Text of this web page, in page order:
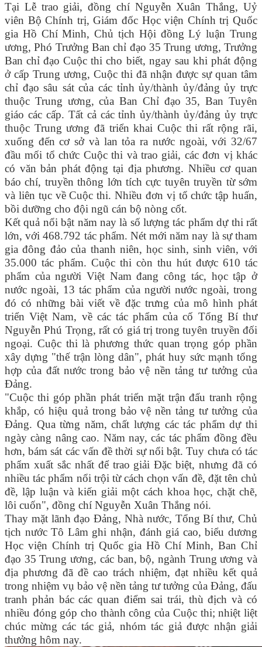
Tại Lễ trao giải, đồng chí Nguyễn Xuân Thắng, Uỷ
viên Bộ Chính trị, Giám đốc Học viện Chính trị Quốc
gia Hồ Chí Minh, Chủ tịch Hội đồng Lý luận Trung
ương, Phó Trưởng Ban chỉ đạo 35 Trung ương, Trưởng
Ban chỉ đạo Cuộc thi cho biết, ngay sau khi phát động
ở cấp Trung ương, Cuộc thi đã nhận được sự quan tâm
chỉ đạo sâu sát của các tỉnh ủy/thành ủy/đảng ủy trực
thuộc Trung ương, của Ban Chỉ đạo 35, Ban Tuyên
giáo các cấp. Tất cả các tỉnh ủy/thành ủy/đảng ủy trực
thuộc Trung ương đã triển khai Cuộc thi rất rộng rãi,
xuống đến cơ sở và lan tỏa ra nước ngoài, với 32/67
đầu mối tổ chức Cuộc thi và trao giải, các đơn vị khác
có văn bản phát động tại địa phương. Nhiều cơ quan
báo chí, truyền thông lớn tích cực tuyên truyền từ sớm
và liên tục về Cuộc thi. Nhiều đơn vị tổ chức tập huấn,
bồi dưỡng cho đội ngũ cán bộ nòng cốt.
Kết quả nổi bật năm nay là số lượng tác phẩm dự thi rất
lớn, với 468.792 tác phẩm. Nét mới năm nay là sự tham
gia đông đảo của thanh niên, học sinh, sinh viên, với
35.000 tác phẩm. Cuộc thi còn thu hút được 610 tác
phẩm của người Việt Nam đang công tác, học tập ở
nước ngoài, 13 tác phẩm của người nước ngoài, trong
đó có những bài viết về đặc trưng của mô hình phát
triển Việt Nam, về các tác phẩm của cố Tổng Bí thư
Nguyễn Phú Trọng, rất có giá trị trong tuyên truyền đối
ngoại. Cuộc thi là phương thức quan trọng góp phần
xây dựng "thế trận lòng dân", phát huy sức mạnh tổng
hợp của đất nước trong bảo vệ nền tảng tư tưởng của
Đảng.
"Cuộc thi góp phần phát triển mặt trận đấu tranh rộng
khắp, có hiệu quả trong bảo vệ nền tảng tư tưởng của
Đảng. Qua từng năm, chất lượng các tác phẩm dự thi
ngày càng nâng cao. Năm nay, các tác phẩm đồng đều
hơn, bám sát các vấn đề thời sự nổi bật. Tuy chưa có tác
phẩm xuất sắc nhất để trao giải Đặc biệt, nhưng đã có
nhiều tác phẩm nổi trội từ cách chọn vấn đề, đặt tên chủ
đề, lập luận và kiến giải một cách khoa học, chặt chẽ,
lôi cuốn", đồng chí Nguyễn Xuân Thắng nói.
Thay mặt lãnh đạo Đảng, Nhà nước, Tổng Bí thư, Chủ
tịch nước Tô Lâm ghi nhận, đánh giá cao, biểu dương
Học viện Chính trị Quốc gia Hồ Chí Minh, Ban Chỉ
đạo 35 Trung ương, các ban, bộ, ngành Trung ương và
địa phương đã đề cao trách nhiệm, đạt nhiều kết quả
trong nhiệm vụ bảo vệ nền tảng tư tưởng của Đảng, đấu
tranh phản bác các quan điểm sai trái, thù địch và có
nhiều đóng góp cho thành công của Cuộc thi; nhiệt liệt
chúc mừng các tác giả, nhóm tác giả được nhận giải
thưởng hôm nay.